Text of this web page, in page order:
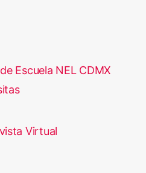
Escuela NEL CDMX
Virtual